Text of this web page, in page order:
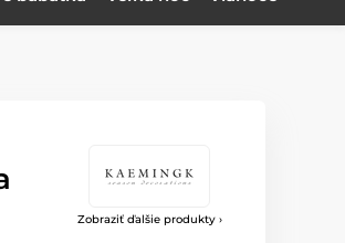
Zobraziť ďalšie produkty ›